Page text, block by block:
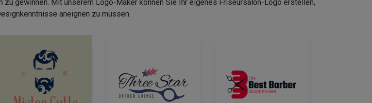
gewinnen. Mit unserem Logo-Maker können Sie Ihr eigenes Friseursalon-Logo erstellen,
aneignen zu müssen.